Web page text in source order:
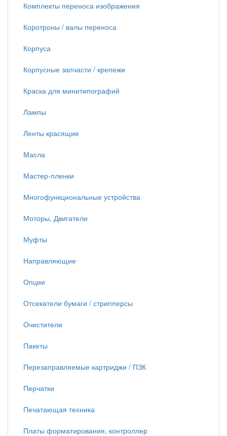
Комплекты переноса изображения
Коротроны / валы переноса
Корпуса
Корпусные запчасти / крепежи
Краска для минитипографий
Лампы
Ленты красящие
Масла
Мастер-пленки
Многофункциональные устройства
Моторы, Двигатели
Муфты
Направляющие
Опции
Отсекатели бумаги / стрипперсы
Очистители
Пакеты
Перезаправляемые картриджи / ПЗК
Перчатки
Печатающая техника
Платы форматирования, контроллер